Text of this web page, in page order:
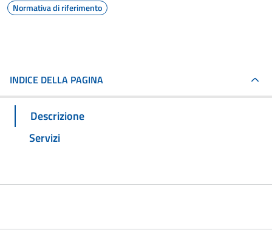
Normativa di riferimento
INDICE DELLA PAGINA
Descrizione
Servizi